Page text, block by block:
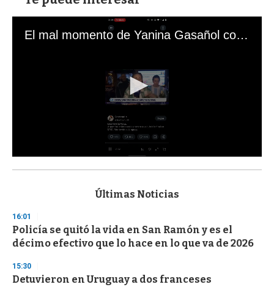
El mal momento de Yanina Gasañol con un hincha argentino en "Subrayado"
s
d
s
o
f
3
s
Últimas Noticias
16:01
Policía se quitó la vida en San Ramón y es el
décimo efectivo que lo hace en lo que va de 2026
15:30
Detuvieron en Uruguay a dos franceses